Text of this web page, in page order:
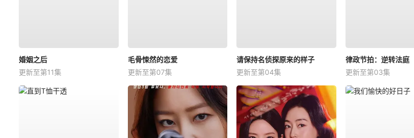
婚姻之后
更新至第11集
毛骨悚然的恋爱
更新至第07集
请保持名侦探原来的样子
更新至第04集
律政节拍：逆转法庭
更新至第03集